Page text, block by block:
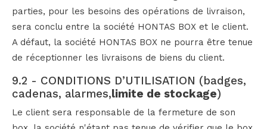
parties, pour les besoins des opérations de livraison,
sera conclu entre la société HONTAS BOX et le client.
A défaut, la société HONTAS BOX ne pourra être tenue
de réceptionner les livraisons de biens du client.
9.2 - CONDITIONS D’UTILISATION (badges,
cadenas, alarmes,limite de stockage)
Le client sera responsable de la fermeture de son